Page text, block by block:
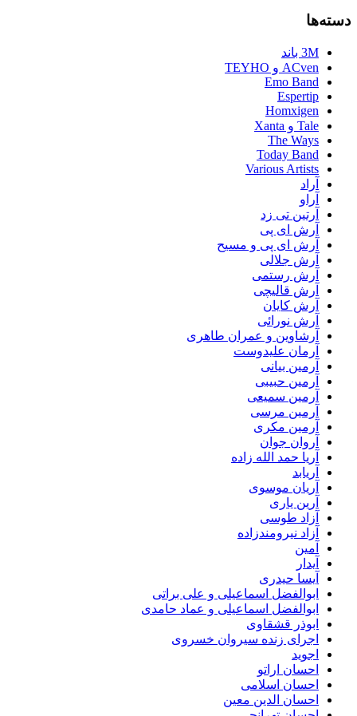
دسته‌ها
3M باند
ACven و TEYHO
Emo Band
Espertip
Homxigen
Tale و Xanta
The Ways
Today Band
Various Artists
آراد
آراو
آرتین تی زد
آرش ای پی
آرش ای پی و مسیح
آرش جلالی
آرش رستمی
آرش قالیچی
آرش کایان
آرش نورائی
آرشاوین و عمران طاهری
آرمان علیدوست
آرمین بیانی
آرمین حبیبی
آرمین سمیعی
آرمین مرسی
آرمین مکری
آروان جوان
آریا حمد الله زاده
آریابد
آریان موسوی
آرین یاری
آزاد طوسی
آزاد نیرومندزاده
آمین
آیدار
آیسا حیدری
ابوالفضل اسماعیلی و علی براتی
ابوالفضل اسماعیلی و عماد حامدی
ابوذر قشقاوی
اجرای زنده سیروان خسروی
اجوید
احسان اراتو
احسان اسلامی
احسان الدین معین